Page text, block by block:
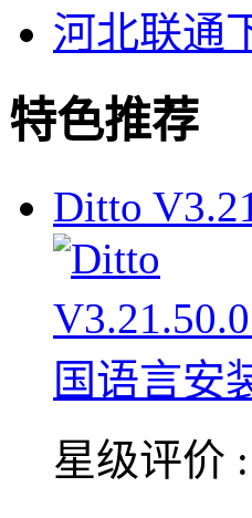
河北联通
特色推荐
Ditto
星级评价 :